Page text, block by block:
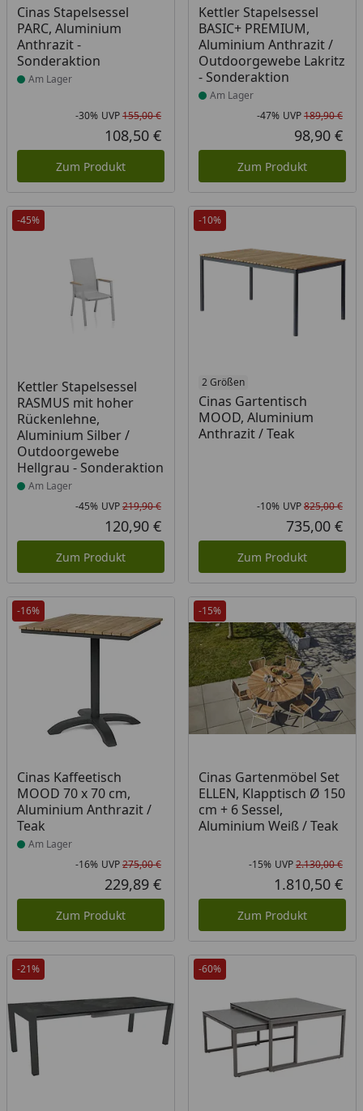
Cinas Stapelsessel
PARC, Aluminium
Anthrazit -
Sonderaktion
Produkt am Lager
Am Lager
Rabatt in Prozent
-30%
Ursprünglicher Preis
UVP155,00 €
Aktueller Preis
108,50 €
Zum Produkt
Kettler Stapelsessel
BASIC+ PREMIUM,
Aluminium Anthrazit /
Outdoorgewebe Lakritz
- Sonderaktion
Produkt am Lager
Am Lager
-47% UVP189,90 €
98,90 €
Zum Produkt
-45%
Kettler Stapelsessel
RASMUS mit hoher
Rückenlehne,
Aluminium Silber /
Outdoorgewebe
Hellgrau - Sonderaktion
Produkt am Lager
Am Lager
Rabatt in Prozent
-45%
Ursprünglicher Preis
UVP219,90 €
Aktueller Preis
120,90 €
Zum Produkt
-10%
2 Größen
Cinas Gartentisch
MOOD, Aluminium
Anthrazit / Teak
-10% UVP825,00 €
735,00 €
Zum Produkt
-16%
Cinas Kaffeetisch
MOOD 70 x 70 cm,
Aluminium Anthrazit /
Teak
Produkt am Lager
Am Lager
Rabatt in Prozent
-16%
Ursprünglicher Preis
UVP275,00 €
Aktueller Preis
229,89 €
Zum Produkt
-15%
Cinas Gartenmöbel Set
ELLEN, Klapptisch Ø 150
cm + 6 Sessel,
Aluminium Weiß / Teak
-15% UVP2.130,00 €
1.810,50 €
Zum Produkt
-21% -60%